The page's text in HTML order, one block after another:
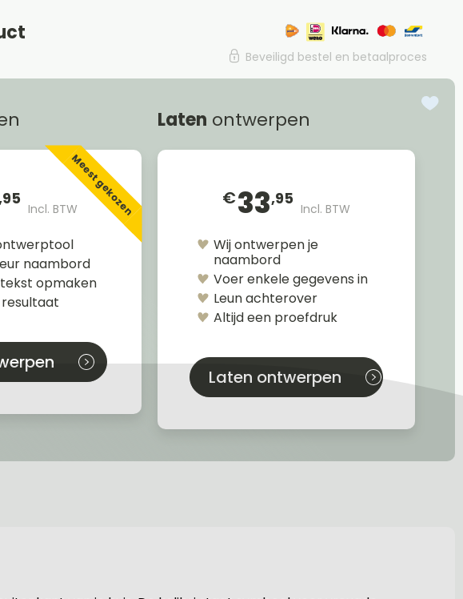
Beveiligd bestel en betaalproces
,95
Incl. BTWMeest gekozen
naambord
opmaken
Laten ontwerpen
€33,95
Incl. BTW
Wij ontwerpen je
naambord
Voer enkele gegevens in
Leun achterover
Altijd een proefdruk
Laten ontwerpen